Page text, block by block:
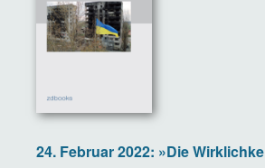
24. Februar 2022: »Die